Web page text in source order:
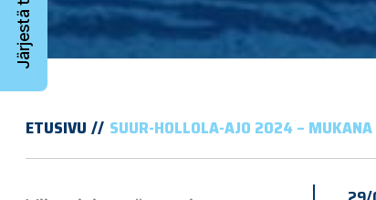
ETUSIVU SUUR-HOLLOLA-AJO 2024 –